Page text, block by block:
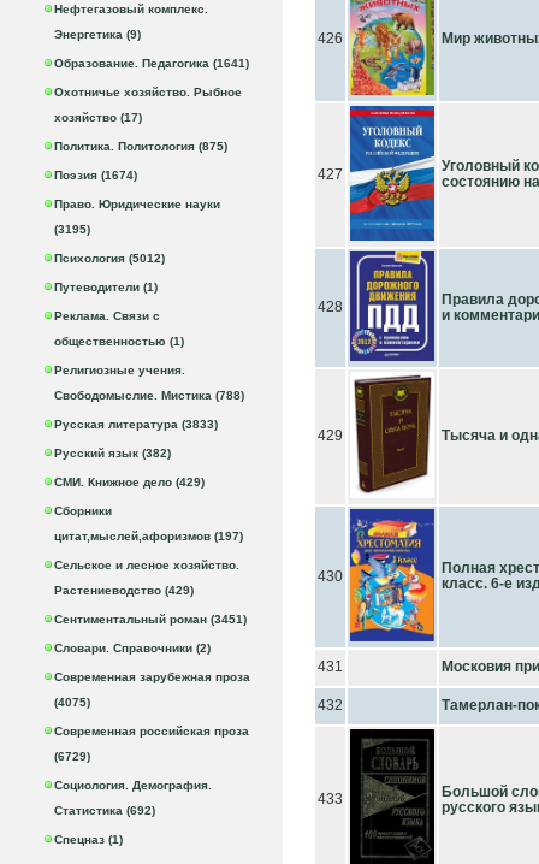
Нефтегазовый комплекс.
Энергетика (9)
Образование. Педагогика (1641)
Охотничье хозяйство. Рыбное
хозяйство (17)
Политика. Политология (875)
Поэзия (1674)
Право. Юридические науки
(3195)
Психология (5012)
Путеводители (1)
Реклама. Связи с
общественностью (1)
Религиозные учения.
Свободомыслие. Мистика (788)
Русская литература (3833)
Русский язык (382)
СМИ. Книжное дело (429)
Сборники
цитат,мыслей,афоризмов (197)
Сельское и лесное хозяйство.
Растениеводство (429)
Сентиментальный роман (3451)
Словари. Справочники (2)
Современная зарубежная проза
(4075)
Современная российская проза
(6729)
Социология. Демография.
Статистика (692)
Спецназ (1)
426 Мир
427
Уголовный
состоянию
428
Правила
и
429 Тысяча и
430
Полная
класс. 6-е
431 Московия
432 Тамерлан-
433
Большой
русского